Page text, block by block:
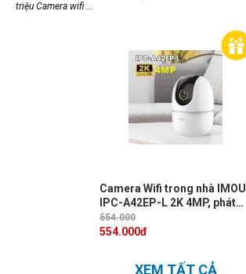
triệu Camera wifi ...
Camera Wifi trong nhà IMOU
IPC-A42EP-L 2K 4MP, phát
hiện chuyển động, chống
ngược sáng DWDR, hồng
554.000
554.000đ
XEM TẤT CẢ